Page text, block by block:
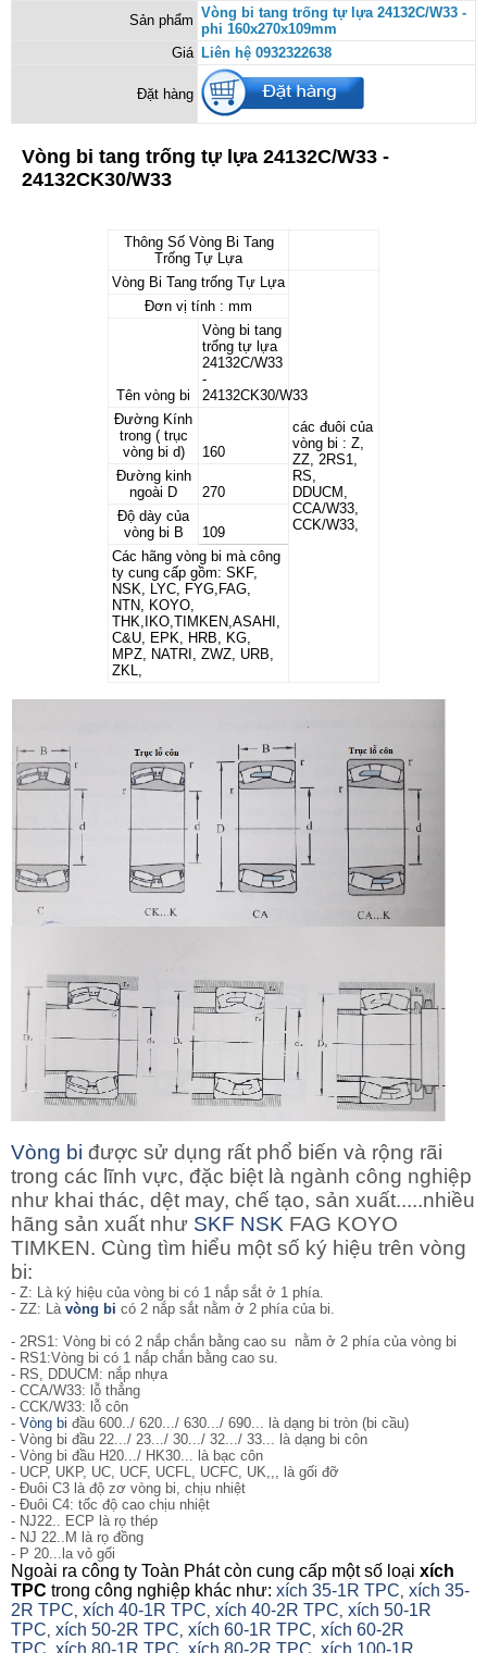
Sản phẩm Vòng bi tang trống tự lựa 24132C/W33 -
phi 160x270x109mm
Giá Liên hệ 0932322638
Đặt hàng
Vòng bi tang trống tự lựa 24132C/W33 -
24132CK30/W33
Thông Số Vòng Bi Tang
Trống Tự Lựa
Vòng Bi Tang trống Tự Lựa
các đuôi của
vòng bi : Z,
ZZ, 2RS1,
RS,
DDUCM,
CCA/W33,
CCK/W33,
Đơn vị tính : mm
Tên vòng bi
Vòng bi tang
trống tự lựa
24132C/W33
-
24132CK30/W33
Đường Kính
trong ( trục
vòng bi d)
160
Đường kinh
ngoài D
270
Độ dày của
vòng bi B
109
Các hãng vòng bi mà công
ty cung cấp gồm: SKF,
NSK, LYC, FYG,FAG,
NTN, KOYO,
THK,IKO,TIMKEN,ASAHI,
C&U, EPK, HRB, KG,
MPZ, NATRI, ZWZ, URB,
ZKL,
Vòng bi được sử dụng rất phổ biến và rộng rãi
trong các lĩnh vực, đặc biệt là ngành công nghiệp
như khai thác, dệt may, chế tạo, sản xuất.....nhiều
hãng sản xuất như SKF NSK FAG KOYO
TIMKEN. Cùng tìm hiểu một số ký hiệu trên vòng
bi:
- Z: Là ký hiệu của vòng bi có 1 nắp sắt ở 1 phía.
- ZZ: Là vòng bi có 2 nắp sắt nằm ở 2 phía của bi.
- 2RS1: Vòng bi có 2 nắp chắn bằng cao su nằm ở 2 phía của vòng bi
- RS1:Vòng bi có 1 nắp chắn bằng cao su.
- RS, DDUCM: nắp nhựa
- CCA/W33: lỗ thẳng
- CCK/W33: lỗ côn
- Vòng bi đầu 600../ 620.../ 630.../ 690... là dạng bi tròn (bi cầu)
- Vòng bi đầu 22.../ 23.../ 30.../ 32.../ 33... là dạng bi côn
- Vòng bi đầu H20.../ HK30... là bạc côn
- UCP, UKP, UC, UCF, UCFL, UCFC, UK,,, là gối đỡ
- Đuôi C3 là độ zơ vòng bi, chịu nhiệt
- Đuôi C4: tốc độ cao chịu nhiệt
- NJ22.. ECP là rọ thép
- NJ 22..M là rọ đồng
- P 20...la vỏ gối
Ngoài ra công ty Toàn Phát còn cung cấp một số loại xích
TPC trong công nghiệp khác như: xích 35-1R TPC, xích 35-
2R TPC, xích 40-1R TPC, xích 40-2R TPC, xích 50-1R
TPC, xích 50-2R TPC, xích 60-1R TPC, xích 60-2R